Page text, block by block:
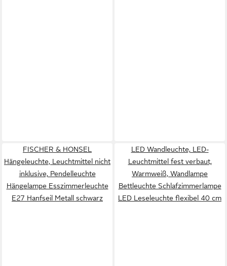
FISCHER & HONSEL
Hängeleuchte, Leuchtmittel nicht
inklusive, Pendelleuchte
Hängelampe Esszimmerleuchte
E27 Hanfseil Metall schwarz
LED Wandleuchte, LED-
Leuchtmittel fest verbaut,
Warmweiß, Wandlampe
Bettleuchte Schlafzimmerlampe
LED Leseleuchte flexibel 40 cm